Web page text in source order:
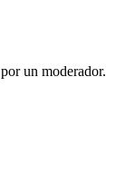
un moderador.